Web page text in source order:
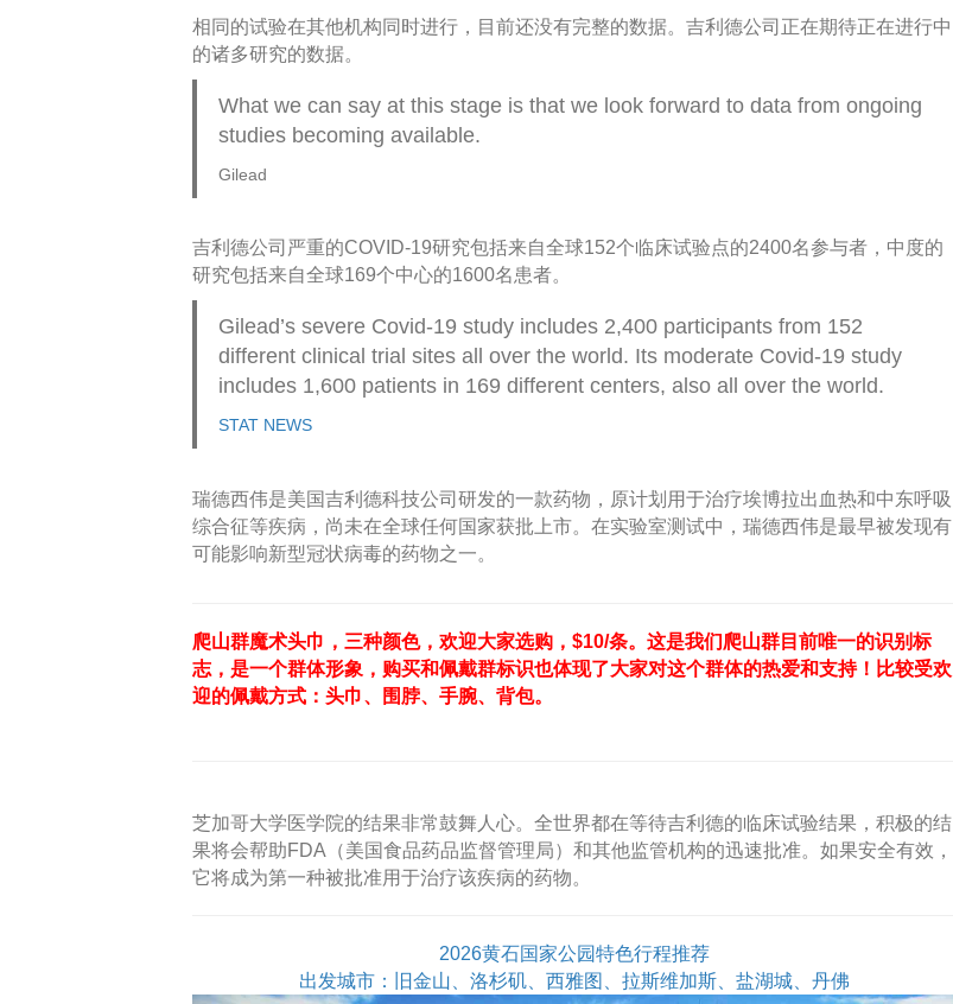
相同的试验在其他机构同时进行，目前还没有完整的数据。吉利德公司正在期待正在进行中
的诸多研究的数据。
What we can say at this stage is that we look forward to data from ongoing
studies becoming available.
Gilead
吉利德公司严重的COVID-19研究包括来自全球152个临床试验点的2400名参与者，中度的
研究包括来自全球169个中心的1600名患者。
Gilead’s severe Covid-19 study includes 2,400 participants from 152
different clinical trial sites all over the world. Its moderate Covid-19 study
includes 1,600 patients in 169 different centers, also all over the world.
STAT NEWS
瑞德西伟是美国吉利德科技公司研发的一款药物，原计划用于治疗埃博拉出血热和中东呼吸
综合征等疾病，尚未在全球任何国家获批上市。在实验室测试中，瑞德西伟是最早被发现有
可能影响新型冠状病毒的药物之一。
爬山群魔术头巾，三种颜色，欢迎大家选购，$10/条。这是我们爬山群目前唯一的识别标
志，是一个群体形象，购买和佩戴群标识也体现了大家对这个群体的热爱和支持！比较受欢
迎的佩戴方式：头巾、围脖、手腕、背包。
芝加哥大学医学院的结果非常鼓舞人心。全世界都在等待吉利德的临床试验结果，积极的结
果将会帮助FDA（美国食品药品监督管理局）和其他监管机构的迅速批准。如果安全有效，
它将成为第一种被批准用于治疗该疾病的药物。
2026黄石国家公园特色行程推荐
出发城市：旧金山、洛杉矶、西雅图、拉斯维加斯、盐湖城、丹佛